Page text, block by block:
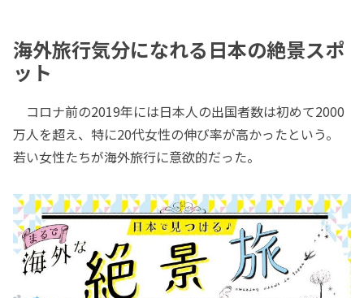
海外旅行気分になれる日本の絶景スポ
ット
コロナ前の2019年には日本人の出国者数は初めて2000
万人を超え、特に20代女性の伸び率が高かったという。
若い女性たちが海外旅行に意欲的だった。